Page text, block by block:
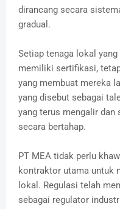
dirancang secara
gradual.
Setiap tenaga lokal
memiliki sertifikasi,
yang membuat mereka
yang disebut sebagai
yang terus mengalir dan
secara bertahap.
PT MEA tidak perlu
kontraktor utama untuk
lokal. Regulasi telah
sebagai regulator